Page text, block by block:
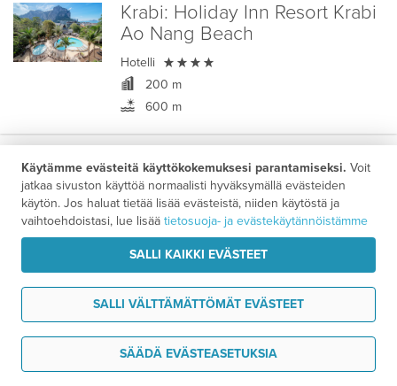
Tarvitsen tukea
Krabi: Holiday Inn Resort Krabi
Ao Nang Beach
Hotelli 
200 m
600 m
Majoituspaketti
14 vrk alk. 2602 €/ hlö
Khao Lak:Eden Beach Khao
Lak Resort & Spa
Hotelli +
6 km
rannalla
Käytämme evästeitä käyttökokemuksesi parantamiseksi. Voit
jatkaa sivuston käyttöä normaalisti hyväksymällä evästeiden
käytön. Jos haluat tietää lisää evästeistä, niiden käytöstä ja
vaihtoehdoistasi, lue lisää tietosuoja- ja evästekäytännöistämme
SALLI KAIKKI EVÄSTEET
SALLI VÄLTTÄMÄTTÖMÄT EVÄSTEET
SÄÄDÄ EVÄSTEASETUKSIA